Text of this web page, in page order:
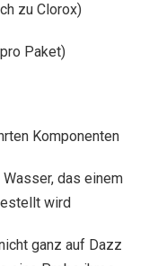
zu Clorox)
Paket)
Komponenten
das einem
wird
ganz auf Dazz